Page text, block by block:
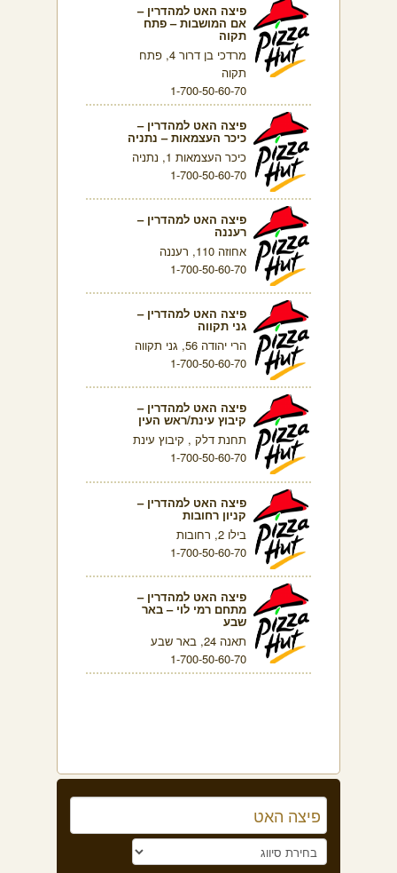
פיצה האט למהדרין –
אם המושבות – פתח
תקוה
מרדכי בן דרור 4, פתח
תקוה
1-700-50-60-70
פיצה האט למהדרין –
כיכר העצמאות – נתניה
כיכר העצמאות 1, נתניה
1-700-50-60-70
פיצה האט למהדרין –
רעננה
אחוזה 110, רעננה
1-700-50-60-70
פיצה האט למהדרין –
גני תקווה
הרי יהודה 56, גני תקווה
1-700-50-60-70
פיצה האט למהדרין –
קיבוץ עינת/ראש העין
תחנת דלק , קיבוץ עינת
1-700-50-60-70
פיצה האט למהדרין –
קניון רחובות
בילו 2, רחובות
1-700-50-60-70
פיצה האט למהדרין –
מתחם רמי לוי – באר
שבע
תאנה 24, באר שבע
1-700-50-60-70